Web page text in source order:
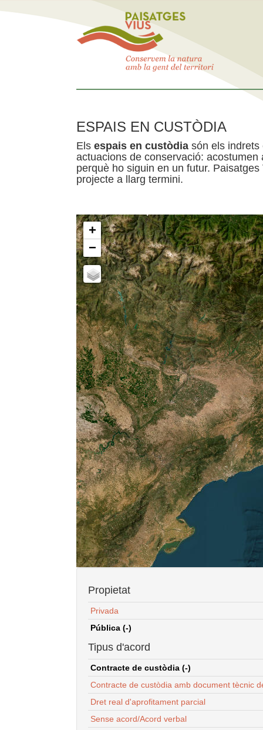
ESPAIS EN CUSTÒDIA
Els espais en custòdia són els indrets
actuacions de conservació:
perquè ho siguin en un futur.
projecte a llarg termini.
+
−
Propietat
Privada
Pública (-)
Tipus d'acord
Contracte de custòdia (-)
Contracte de custòdia amb document tècnic
Dret real d'aprofitament parcial
Sense acord/Acord verbal